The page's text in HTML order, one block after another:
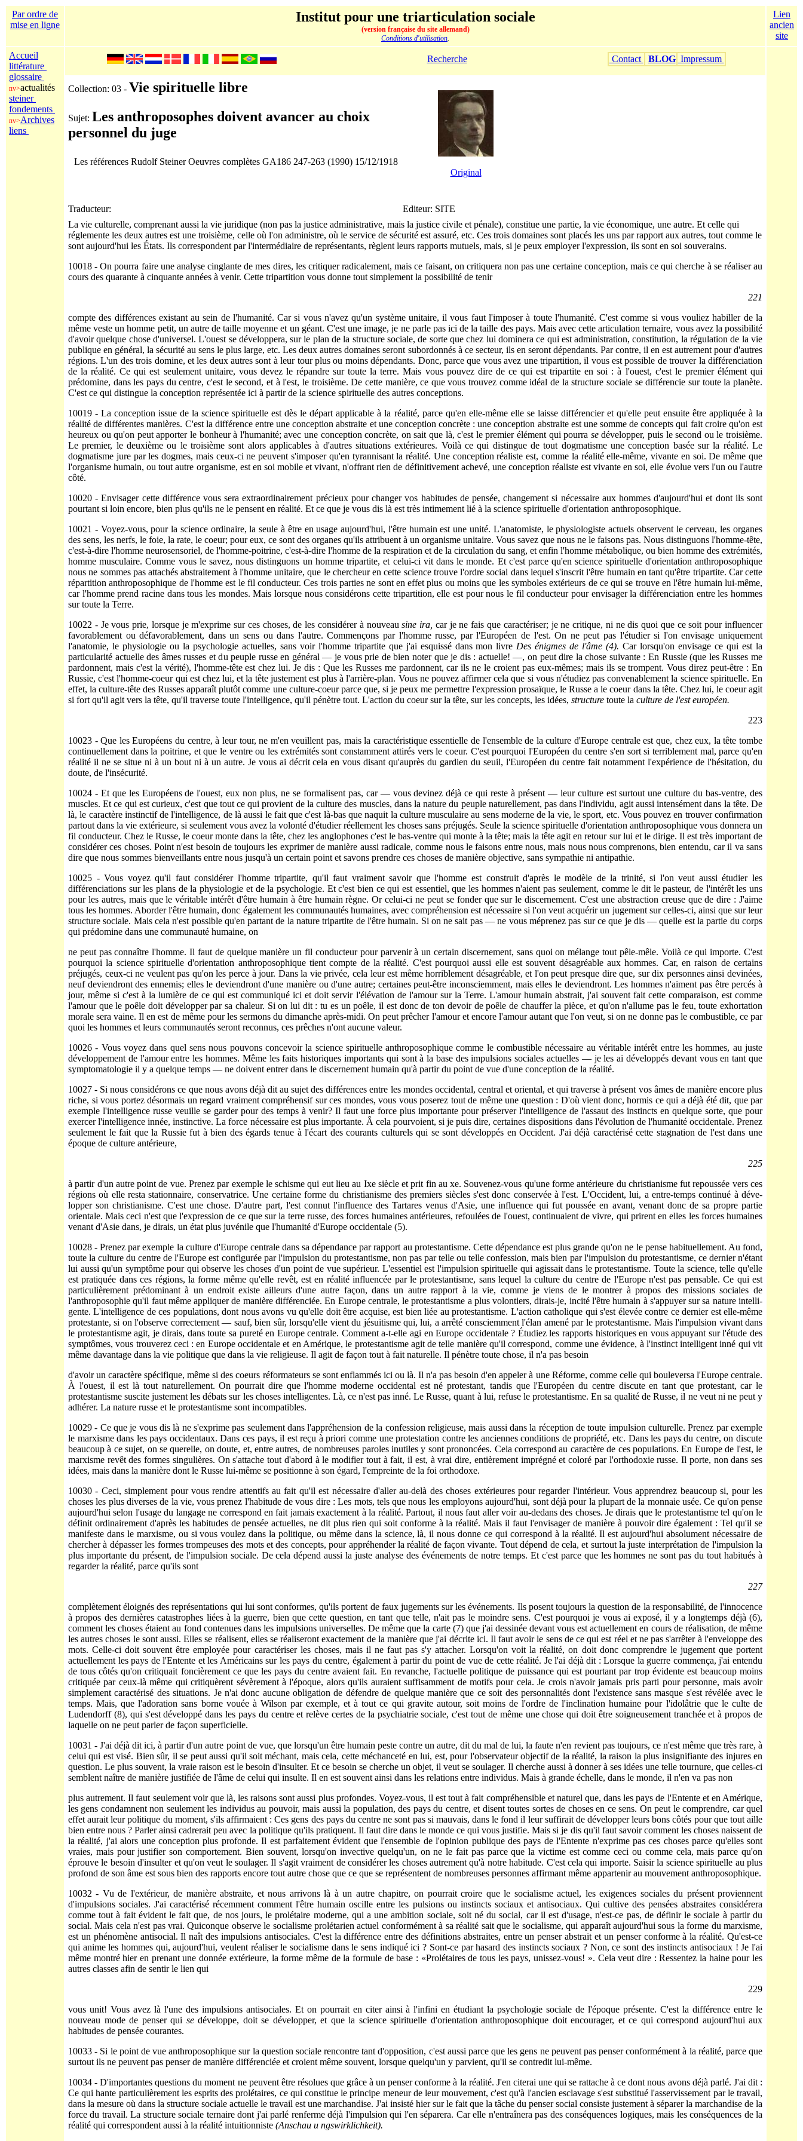
Par ordre de
mise en ligne
Institut pour une triarticulation sociale
(version française du site allemand)
Conditions d'utilisation.
Lien
ancien
site
Accueil
littérature
glossaire
nv>actualités
steiner
fondements
nv>Archives
liens
Recherche Contact BLOG Impressum
Collection: 03 - Vie spirituelle libre
Sujet: Les anthroposophes doivent avancer au choix
personnel du juge
Les références Rudolf Steiner Oeuvres complètes GA186 247-263 (1990) 15/12/1918
Original
Traducteur:
Editeur: SITE
La vie culturelle, comprenant aussi la vie juridique (non pas la justice administrative, mais la justice civile et pénale), constitue une partie, la vie économique, une autre. Et celle qui
réglemente les deux autres est une troisième, celle où l'on administre, où le service de sécurité est assuré, etc. Ces trois domaines sont placés les uns par rapport aux autres, tout comme le
sont aujourd'hui les États. Ils correspondent par l'intermédiaire de représentants, règlent leurs rapports mutuels, mais, si je peux employer l'expression, ils sont en soi souverains.
10018 - On pourra faire une analyse cinglante de mes dires, les critiquer radica­lement, mais ce faisant, on critiquera non pas une certaine conception, mais ce qui cherche à se réaliser au
cours des quarante à cinquante années à venir. Cette tripartition vous donne tout simplement la possibilité de tenir
221
compte des différences existant au sein de l'humanité. Car si vous n'avez qu'un système unitaire, il vous faut l'imposer à toute l'humanité. C'est comme si vous vouliez habiller de la
même veste un homme petit, un autre de taille moyenne et un géant. C'est une image, je ne parle pas ici de la taille des pays. Mais avec cette articulation ternaire, vous avez la possibilité
d'avoir quelque chose d'universel. L'ouest se développera, sur le plan de la structure sociale, de sorte que chez lui dominera ce qui est administration, constitution, la régulation de la vie
publique en général, la sécurité au sens le plus large, etc. Les deux autres domaines seront subordonnés à ce sec­teur, ils en seront dépendants. Par contre, il en est autrement pour d'autres
régions. L'un des trois domine, et les deux autres sont à leur tour plus ou moins dépendants. Donc, parce que vous avez une tripartition, il vous est possible de trouver la différenciation
de la réalité. Ce qui est seulement uni­taire, vous devez le répandre sur toute la terre. Mais vous pouvez dire de ce qui est tripartite en soi : à l'ouest, c'est le premier élément qui
prédomine, dans les pays du centre, c'est le second, et à l'est, le troisième. De cette manière, ce que vous trouvez comme idéal de la structure sociale se diffé­rencie sur toute la planète.
C'est ce qui distingue la conception représentée ici à partir de la science spirituelle des autres conceptions.
10019 - La conception issue de la science spirituelle est dès le départ applicable à la réalité, parce qu'en elle-même elle se laisse différencier et qu'elle peut ensuite être appliquée à la
réalité de différentes manières. C'est la différence entre une conception abstraite et une conception concrète : une conception abstraite est une somme de concepts qui fait croire qu'on est
heureux ou qu'on peut apporter le bonheur à l'humanité; avec une conception concrète, on sait que là, c'est le premier élément qui pourra sedévelopper, puis le second ou le troisième.
Le premier, le deuxième ou le troisième sont alors applicables à d'autres situations extérieures. Voilà ce qui distingue de tout dogmatisme une conception basée sur la réalité. Le
dogmatisme jure par les dogmes, mais ceux-ci ne peuvent s'imposer qu'en tyrannisant la réalité. Une conception réaliste est, comme la réalité elle-même, vivante en soi. De même que
l'organisme humain, ou tout autre organisme, est en soi mobile et vivant, n'offrant rien de définitivement achevé, une conception réaliste est vivante en soi, elle évolue vers l'un ou l'autre
côté.
10020 - Envisager cette différence vous sera extraordinairement précieux pour changer vos habitudes de pensée, changement si nécessaire aux hommes d'aujourd'hui et dont ils sont
pourtant si loin encore, bien plus qu'ils ne le pensent en réalité. Et ce que je vous dis là est très intimement lié à la science spirituelle d'orientation anthroposophique.
10021 - Voyez-vous, pour la science ordinaire, la seule à être en usage aujour­d'hui, l'être humain est une unité. L'anatomiste, le physiologiste actuels observent le cerveau, les organes
des sens, les nerfs, le foie, la rate, le coeur; pour eux, ce sont des organes qu'ils attribuent à un organisme unitaire. Vous savez que nous ne le faisons pas. Nous distinguons l'homme-tête,
c'est-à-dire l'homme neurosensoriel, de l'homme-poitrine, c'est-à-dire l'homme de la respiration et de la circulation du sang, et enfin l'homme métabolique, ou bien homme des extrémités,
homme musculaire. Comme vous le savez, nous distinguons un homme tripartite, et celui-ci vit dans le monde. Et c'est parce qu'en science spirituelle d'orientation anthroposo­phique
nous ne sommes pas attachés abstraitement à l'homme unitaire, que le chercheur en cette science trouve l'ordre social dans lequel s'inscrit l'être humain en tant qu'être tripartite. Car cette
répartition anthroposo­phique de l'homme est le fil conducteur. Ces trois parties ne sont en effet plus ou moins que les symboles extérieurs de ce qui se trouve en l'être humain lui-même,
car l'homme prend racine dans tous les mondes. Mais lorsque nous considérons cette tripartition, elle est pour nous le fil conducteur pour envisager la différenciation entre les hommes
sur toute la Terre.
10022 - Je vous prie, lorsque je m'exprime sur ces choses, de les considérer à nouveausine ira, car je ne fais que caractériser; je ne critique, ni ne dis quoi que ce soit pour influencer
favorablement ou défavorablement, dans un sens ou dans l'autre. Commençons par l'homme russe, par l'Européen de l'est. On ne peut pas l'étudier si l'on envisage uniquement
l'anatomie, le physiologie ou la psychologie actuelles, sans voir l'homme tripartite que j'ai esquissé dans mon livre Des énigmes de l'âme(4).Car lorsqu'on envi­sage ce qui est la
particularité actuelle des âmes russes et du peuple russe en général — je vous prie de bien noter que je dis : actuelle! —, on peut dire la chose suivante : En Russie (que les Russes me
pardonnent, mais c'est la vérité), l'homme-tête est chez lui. Je dis : Que les Russes me pardonnent, car ils ne le croient pas eux-mêmes; mais ils se trompent. Vous direz peut-être : En
Russie, c'est l'homme-coeur qui est chez lui, et la tête justement est plus à l'arrière-plan. Vous ne pouvez affirmer cela que si vous n'étudiez pas convenablement la science spirituelle. En
effet, la culture-tête des Russes apparaît plutôt comme une culture-coeur parce que, si je peux me permettre l'expression prosaïque, le Russe a le coeur dans la tête. Chez lui, le coeur agit
si fort qu'il agit vers la tête, qu'il traverse toute l'intelligence, qu'il pénètre tout. L'action du coeur sur la tête, sur les concepts, les idées, structure toute la culture de l'est européen.
223
10023 - Que les Européens du centre, à leur tour, ne m'en veuillent pas, mais la caractéristique essentielle de l'ensemble de la culture d'Europe centrale est que, chez eux, la tête tombe
continuellement dans la poitrine, et que le ventre ou les extrémités sont constamment attirés vers le coeur. C'est pour­quoi l'Européen du centre s'en sort si terriblement mal, parce qu'en
réalité il ne se situe ni à un bout ni à un autre. Je vous ai décrit cela en vous disant qu'auprès du gardien du seuil, l'Européen du centre fait notamment l'ex­périence de l'hésitation, du
doute, de l'insécurité.
10024 - Et que les Européens de l'ouest, eux non plus, ne se formalisent pas, car — vous devinez déjà ce qui reste à présent — leur culture est surtout une culture du bas-ventre, des
muscles. Et ce qui est curieux, c'est que tout ce qui provient de la culture des muscles, dans la nature du peuple naturelle­ment, pas dans l'individu, agit aussi intensément dans la tête. De
là, le caractère instinctif de l'intelligence, de là aussi le fait que c'est là-bas que naquit la culture musculaire au sens moderne de la vie, le sport, etc. Vous pouvez en trouver confirmation
partout dans la vie extérieure, si seule­ment vous avez la volonté d'étudier réellement les choses sans préjugés. Seule la science spirituelle d'orientation anthroposophique vous donnera un
fil conducteur. Chez le Russe, le coeur monte dans la tête, chez les anglophones c'est le bas-ventre qui monte à la tête; mais la tête agit en retour sur lui et le dirige. Il est très important de
considérer ces choses. Point n'est besoin de toujours les exprimer de manière aussi radicale, comme nous le faisons entre nous, mais nous nous comprenons, bien entendu, car il va sans
dire que nous sommes bienveillants entre nous jus­qu'à un certain point et savons prendre ces choses de manière objective, sans sympathie ni antipathie.
10025 - Vous voyez qu'il faut considérer l'homme tripartite, qu'il faut vraiment savoir que l'homme est construit d'après le modèle de la trinité, si l'on veut aussi étudier les
différenciations sur les plans de la physiologie et de la psy­chologie. Et c'est bien ce qui est essentiel, que les hommes n'aient pas seu­lement, comme le dit le pasteur, de l'intérêt les uns
pour les autres, mais que le véritable intérêt d'être humain à être humain règne. Or celui-ci ne peut se fonder que sur le discernement. C'est une abstraction creuse que de dire : J'aime
tous les hommes. Aborder l'être humain, donc également les communautés humaines, avec compréhension est nécessaire si l'on veut acquérir un jugement sur celles-ci, ainsi que sur leur
structure sociale. Mais cela n'est possible qu'en partant de la nature tripartite de l'être humain. Si on ne sait pas — ne vous méprenez pas sur ce que je dis — quelle est la partie du corps
qui prédomine dans une communauté humaine, on
ne peut pas connaître l'homme. Il faut de quelque manière un fil conduc­teur pour parvenir à un certain discernement, sans quoi on mélange tout pêle-mêle. Voilà ce qui importe. C'est
pourquoi la science spirituelle d'orientation anthroposophique tient compte de la réalité. C'est pourquoi aussi elle est souvent désagréable aux hommes. Car, en raison de certains
préjugés, ceux-ci ne veulent pas qu'on les perce à jour. Dans la vie privée, cela leur est même horriblement désagréable, et l'on peut presque dire que, sur dix personnes ainsi devinées,
neuf deviendront des ennemis; elles le deviendront d'une manière ou d'une autre; certaines peut-être incons­ciemment, mais elles le deviendront. Les hommes n'aiment pas être percés à
jour, même si c'est à la lumière de ce qui est communiqué ici et doit ser­vir l'élévation de l'amour sur la Terre. L'amour humain abstrait, j'ai sou­vent fait cette comparaison, est comme
l'amour que le poêle doit dévelop­per par sa chaleur. Si on lui dit : tu es un poêle, il est donc de ton devoir de poêle de chauffer la pièce, et qu'on n'allume pas le feu, toute exhortation
morale sera vaine. Il en est de même pour les sermons du dimanche après-midi. On peut prêcher l'amour et encore l'amour autant que l'on veut, si on ne donne pas le combustible, ce par
quoi les hommes et leurs commu­nautés seront reconnus, ces prêches n'ont aucune valeur.
10026 - Vous voyez dans quel sens nous pouvons concevoir la science spiri­tuelle anthroposophique comme le combustible nécessaire au véritable intérêt entre les hommes, au juste
développement de l'amour entre les hommes. Même les faits historiques importants qui sont à la base des impulsions sociales actuelles — je les ai développés devant vous en tant que
symptomatologie il y a quelque temps — ne doivent entrer dans le discer­nement humain qu'à partir du point de vue d'une conception de la réalité.
10027 - Si nous considérons ce que nous avons déjà dit au sujet des différences entre les mondes occidental, central et oriental, et qui traverse à présent vos âmes de manière encore plus
riche, si vous portez désormais un regard vraiment compréhensif sur ces mondes, vous vous poserez tout de même une question : D'où vient donc, hormis ce qui a déjà été dit, que par
exemple l'intelligence russe veuille se garder pour des temps à venir? Il faut une force plus importante pour préserver l'intelligence de l'assaut des instincts en quelque sorte, que pour
exercer l'intelligence innée, ins­tinctive. La force nécessaire est plus importante. Â cela pourvoient, si je puis dire, certaines dispositions dans l'évolution de l'humanité occiden­tale. Prenez
seulement le fait que la Russie fut à bien des égards tenue à l'écart des courants culturels qui se sont développés en Occident. J'ai déjà caractérisé cette stagnation de l'est dans une
époque de culture antérieure,
225
à partir d'un autre point de vue. Prenez par exemple le schisme qui eut lieu au Ixe siècle et prit fin au xe. Souvenez-vous qu'une forme antérieure du christianisme fut repoussée vers ces
régions où elle resta stationnaire, conservatrice. Une certaine forme du christianisme des premiers siècles s'est donc conservée à l'est. L'Occident, lui, a entre-temps continué à déve­
lopper son christianisme. C'est une chose. D'autre part, l'est connut l'in­fluence des Tartares venus d'Asie, une influence qui fut poussée en avant, venant donc de sa propre partie
orientale. Mais ceci n'est que l'expression de ce que sur la terre russe, des forces humaines antérieures, refoulées de l'ouest, continuaient de vivre, qui prirent en elles les forces humaines
venant d'Asie dans, je dirais, un état plus juvénile que l'humanité d'Europe occidentale (5).
10028 - Prenez par exemple la culture d'Europe centrale dans sa dépendance par rapport au protestantisme. Cette dépendance est plus grande qu'on ne le pense habituellement. Au fond,
toute la culture du centre de l'Europe est configurée par l'impulsion du protestantisme, non pas par telle ou telle confession, mais bien par l'impulsion du protestantisme, ce dernier n'étant
lui aussi qu'un symptôme pour qui observe les choses d'un point de vue supérieur. L'essentiel est l'impulsion spirituelle qui agissait dans le protes­tantisme. Toute la science, telle qu'elle
est pratiquée dans ces régions, la forme même qu'elle revêt, est en réalité influencée par le protestantisme, sans lequel la culture du centre de l'Europe n'est pas pensable. Ce qui est
particulièrement prédominant à un endroit existe ailleurs d'une autre façon, dans un autre rapport à la vie, comme je viens de le montrer à pro­pos des missions sociales de
l'anthroposophie qu'il faut même appliquer de manière différenciée. En Europe centrale, le protestantisme a plus volontiers, dirais-je, incité l'être humain à s'appuyer sur sa nature intelli­
gente. L'intelligence de ces populations, dont nous avons vu qu'elle doit être acquise, est bien liée au protestantisme. L'action catholique qui s'est élevée contre ce dernier est elle-même
protestante, si on l'observe correc­tement — sauf, bien sûr, lorsqu'elle vient du jésuitisme qui, lui, a arrêté consciemment l'élan amené par le protestantisme. Mais l'impulsion vivant dans
le protestantisme agit, je dirais, dans toute sa pureté en Europe cen­trale. Comment a-t-elle agi en Europe occidentale ? Étudiez les rapports historiques en vous appuyant sur l'étude des
symptômes, vous trouverez ceci : en Europe occidentale et en Amérique, le protestantisme agit de telle manière qu'il correspond, comme une évidence, à l'instinct intelligent inné qui vit
même davantage dans la vie politique que dans la vie religieuse. Il agit de façon tout à fait naturelle. Il pénètre toute chose, il n'a pas besoin
d'avoir un caractère spécifique, même si des coeurs réformateurs se sont enflammés ici ou là. Il n'a pas besoin d'en appeler à une Réforme, comme celle qui bouleversa l'Europe centrale.
À l'ouest, il est là tout naturelle­ment. On pourrait dire que l'homme moderne occidental est né protes­tant, tandis que l'Européen du centre discute en tant que protestant, car le
protestantisme suscite justement les débats sur les choses intelligentes. Là, ce n'est pas inné. Le Russe, quant à lui, refuse le protestantisme. En sa qua­lité de Russe, il ne veut ni ne peut y
adhérer. La nature russe et le protes­tantisme sont incompatibles.
10029 - Ce que je vous dis là ne s'exprime pas seulement dans l'appréhension de la confession religieuse, mais aussi dans la réception de toute impulsion culturelle. Prenez par exemple
le marxisme dans les pays occidentaux. Dans ces pays, il est reçu à priori comme une protestation contre les anciennes conditions de propriété, etc. Dans les pays du centre, on discute
beaucoup à ce sujet, on se querelle, on doute, et, entre autres, de nom­breuses paroles inutiles y sont prononcées. Cela correspond au caractère de ces populations. En Europe de l'est, le
marxisme revêt des formes sin­gulières. On s'attache tout d'abord à le modifier tout à fait, il est, à vrai dire, entièrement imprégné et coloré par l'orthodoxie russe. Il porte, non dans ses
idées, mais dans la manière dont le Russe lui-même se positionne à son égard, l'empreinte de la foi orthodoxe.
10030 - Ceci, simplement pour vous rendre attentifs au fait qu'il est nécessaire d'aller au-delà des choses extérieures pour regarder l'intérieur. Vous apprendrez beaucoup si, pour les
choses les plus diverses de la vie, vous prenez l'habitude de vous dire : Les mots, tels que nous les employons aujourd'hui, sont déjà pour la plupart de la monnaie usée. Ce qu'on pense
aujourd'hui selon l'usage du langage ne correspond en fait jamais exacte­ment à la réalité. Partout, il nous faut aller voir au-dedans des choses. Je dirais que le protestantisme tel qu'on le
définit ordinairement d'après les habitudes de pensée actuelles, ne dit plus rien qui soit conforme à la réalité. Mais il faut l'envisager de manière à pouvoir dire également : Tel qu'il se
manifeste dans le marxisme, ou si vous voulez dans la politique, ou même dans la science, là, il nous donne ce qui correspond à la réalité. Il est aujourd'hui absolument nécessaire de
chercher à dépasser les formes trompeuses des mots et des concepts, pour appréhender la réalité de façon vivante. Tout dépend de cela, et surtout la juste interprétation de l'impul­sion la
plus importante du présent, de l'impulsion sociale. De cela dépend aussi la juste analyse des événements de notre temps. Et c'est parce que les hommes ne sont pas du tout habitués à
regarder la réalité, parce qu'ils sont
227
complètement éloignés des représentations qui lui sont conformes, qu'ils portent de faux jugements sur les événements. Ils posent toujours la ques­tion de la responsabilité, de l'innocence
à propos des dernières catas­trophes liées à la guerre, bien que cette question, en tant que telle, n'ait pas le moindre sens. C'est pourquoi je vous ai exposé, il y a longtemps déjà (6),
comment les choses étaient au fond contenues dans les impulsions univer­selles. De même que la carte (7) que j'ai dessinée devant vous est actuelle­ment en cours de réalisation, de même
les autres choses le sont aussi. Elles se réalisent, elles se réaliseront exactement de la manière que j'ai décrite ici. Il faut avoir le sens de ce qui est réel et ne pas s'arrêter à l'enveloppe des
mots. Celle-ci doit souvent être employée pour caractériser les choses, mais il ne faut pas s'y attacher. Lorsqu'on voit la réalité, on doit donc comprendre le jugement que portent
actuellement les pays de l'Entente et les Américains sur les pays du centre, également à partir du point de vue de cette réalité. Je l'ai déjà dit : Lorsque la guerre commença, j'ai entendu
de tous côtés qu'on critiquait foncièrement ce que les pays du centre avaient fait. En revanche, l'actuelle politique de puissance qui est pourtant par trop évidente est beaucoup moins
critiquée par ceux-là même qui cri­tiquèrent sévèrement à l'époque, alors qu'ils auraient suffisamment de motifs pour cela. Je crois n'avoir jamais pris parti pour personne, mais avoir
simplement caractérisé des situations. Je n'ai donc aucune obligation de défendre de quelque manière que ce soit des personnalités dont l'exis­tence sans masque s'est révélée avec le
temps. Mais, que l'adoration sans borne vouée à Wilson par exemple, et à tout ce qui gravite autour, soit moins de l'ordre de l'inclination humaine pour l'idolâtrie que le culte de
Ludendorff (8), qui s'est développé dans les pays du centre et relève certes de la psychiatrie sociale, c'est tout de même une chose qui doit être soi­gneusement tranchée et à propos de
laquelle on ne peut parler de façon superficielle.
10031 - J'ai déjà dit ici, à partir d'un autre point de vue, que lorsqu'un être humain peste contre un autre, dit du mal de lui, la faute n'en revient pas toujours, ce n'est même que très rare, à
celui qui est visé. Bien sûr, il se peut aussi qu'il soit méchant, mais cela, cette méchanceté en lui, est, pour l'ob­servateur objectif de la réalité, la raison la plus insignifiante des injures en
question. Le plus souvent, la vraie raison est le besoin d'insulter. Et ce besoin se cherche un objet, il veut se soulager. Il cherche aussi à donner à ses idées une telle tournure, que celles-ci
semblent naître de manière justi­fiée de l'âme de celui qui insulte. Il en est souvent ainsi dans les relations entre individus. Mais à grande échelle, dans le monde, il n'en va pas non
plus autrement. Il faut seulement voir que là, les raisons sont aussi plus profondes. Voyez-vous, il est tout à fait compréhensible et naturel que, dans les pays de l'Entente et en Amérique,
les gens condamnent non seu­lement les individus au pouvoir, mais aussi la population, des pays du centre, et disent toutes sortes de choses en ce sens. On peut le comprendre, car quel
effet aurait leur politique du moment, s'ils affirmaient : Ces gens des pays du centre ne sont pas si mauvais, dans le fond il leur suffirait de développer leurs bons côtés pour que tout aille
bien entre nous ? Parler ainsi cadrerait peu avec la politique qu'ils pratiquent. Il faut dire dans le monde ce qui vous justifie. Mais si je dis qu'il faut savoir comment les choses naissent de
la réalité, j'ai alors une conception plus profonde. Il est parfaitement évident que l'ensemble de l'opinion publique des pays de l'Entente n'exprime pas ces choses parce qu'elles sont
vraies, mais pour justifier son comportement. Bien souvent, lorsqu'on invective quelqu'un, on ne le fait pas parce que la victime est comme ceci ou comme cela, mais parce qu'on
éprouve le besoin d'insulter et qu'on veut le soulager. Il s'agit vraiment de considérer les choses autrement qu'à notre habitude. C'est cela qui importe. Saisir la science spirituelle au plus
profond de son âme est sous bien des rapports encore tout autre chose que ce que se représentent de nombreuses personnes affirmant même appartenir au mouvement anthroposophique.
10032 - Vu de l'extérieur, de manière abstraite, et nous arrivons là à un autre chapitre, on pourrait croire que le socialisme actuel, les exigences sociales du présent proviennent
d'impulsions sociales. J'ai caractérisé récemment comment l'être humain oscille entre les pulsions ou instincts sociaux et antisociaux. Qui cultive des pensées abstraites considérera
comme tout à fait évident le fait que, de nos jours, le prolétaire moderne, qui a une ambi­tion sociale, soit né du social, car il est d'usage, n'est-ce pas, de définir le sociale à partir du
social. Mais cela n'est pas vrai. Quiconque observe le socialisme prolétarien actuel conformément à sa réalité sait que le socia­lisme, qui apparaît aujourd'hui sous la forme du marxisme,
est un phéno­mène antisocial. Il naît des impulsions antisociales. C'est la différence entre des définitions abstraites, entre un penser abstrait et un penser conforme à la réalité. Qu'est-ce
qui anime les hommes qui, aujourd'hui, veulent réaliser le socialisme dans le sens indiqué ici ? Sont-ce par hasard des instincts sociaux ? Non, ce sont des instincts antisociaux ! Je l'ai
même montré hier en prenant une donnée extérieure, la forme même de la for­mule de base : «Prolétaires de tous les pays, unissez-vous! ». Cela veut dire : Ressentez la haine pour les
autres classes afin de sentir le lien qui
229
vous unit! Vous avez là l'une des impulsions antisociales. Et on pourrait en citer ainsi à l'infini en étudiant la psychologie sociale de l'époque présente. C'est la différence entre le
nouveau mode de penser qui se développe, doit se développer, et que la science spirituelle d'orientation anthroposophique doit encourager, et ce qui correspond aujourd'hui aux
habitudes de pensée courantes.
10033 - Si le point de vue anthroposophique sur la question sociale rencontre tant d'opposition, c'est aussi parce que les gens ne peuvent pas penser conformément à la réalité, parce que
surtout ils ne peuvent pas penser de manière différenciée et croient même souvent, lorsque quelqu'un y par­vient, qu'il se contredit lui-même.
10034 - D'importantes questions du moment ne peuvent être résolues que grâce à un penser conforme à la réalité. J'en citerai une qui se rattache à ce dont nous avons déjà parlé. J'ai dit :
Ce qui hante particulièrement les esprits des prolétaires, ce qui constitue le principe meneur de leur mouve­ment, c'est qu'à l'ancien esclavage s'est substitué l'asservissement par le travail,
dans la mesure où dans la structure sociale actuelle le travail est une marchandise. J'ai insisté hier sur le fait que la tâche du penser social consiste justement à séparer la marchandise de la
force du travail. La struc­ture sociale ternaire dont j'ai parlé renferme déjà l'impulsion qui l'en sépa­rera. Car elle n'entraînera pas des conséquences logiques, mais les consé­quences de la
réalité qui correspondent aussi à la réalité intuitionniste (Anschau u ngswirklichkeit).